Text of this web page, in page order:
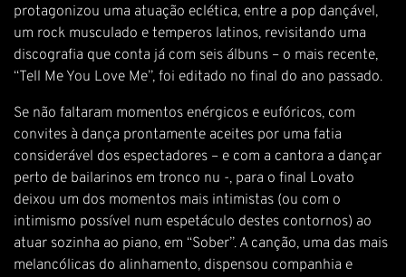
protagonizou uma atuação eclética, entre a pop dançável,
um rock musculado e temperos latinos, revisitando uma
discografia que conta já com seis álbuns – o mais recente,
“Tell Me You Love Me”, foi editado no final do ano passado.
Se não faltaram momentos enérgicos e eufóricos, com
convites à dança prontamente aceites por uma fatia
considerável dos espectadores – e com a cantora a dançar
perto de bailarinos em tronco nu -, para o final Lovato
deixou um dos momentos mais intimistas (ou com o
intimismo possível num espetáculo destes contornos) ao
atuar sozinha ao piano, em “Sober”. A canção, uma das mais
melancólicas do alinhamento, dispensou companhia e